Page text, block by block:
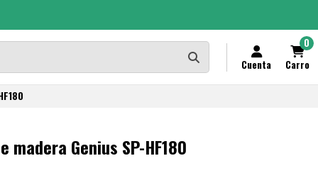
Cuenta
0
Carro
madera Genius SP-HF180